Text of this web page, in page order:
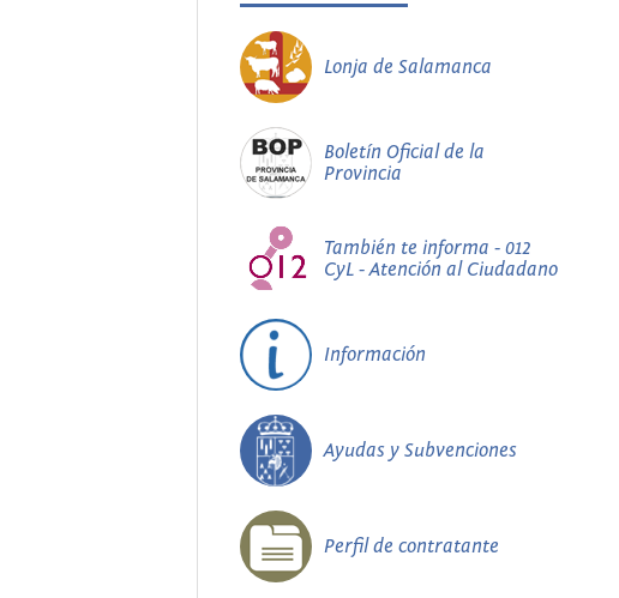
Lonja de Salamanca
Boletín Oficial de la
Provincia
También te informa - 012
CyL - Atención al Ciudadano
Información
Ayudas y Subvenciones
Perfil de contratante